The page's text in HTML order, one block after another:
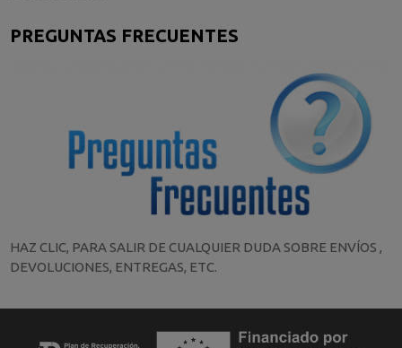
PREGUNTAS FRECUENTES
HAZ CLIC, PARA SALIR DE CUALQUIER DUDA SOBRE ENVÍOS ,
DEVOLUCIONES, ENTREGAS, ETC.